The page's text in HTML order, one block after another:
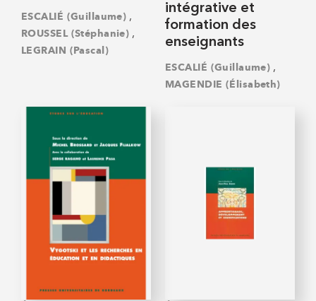
ESCALIÉ (Guillaume) ,
ROUSSEL (Stéphanie) ,
LEGRAIN (Pascal)
intégrative et
formation des
enseignants
ESCALIÉ (Guillaume) ,
MAGENDIE (Élisabeth)